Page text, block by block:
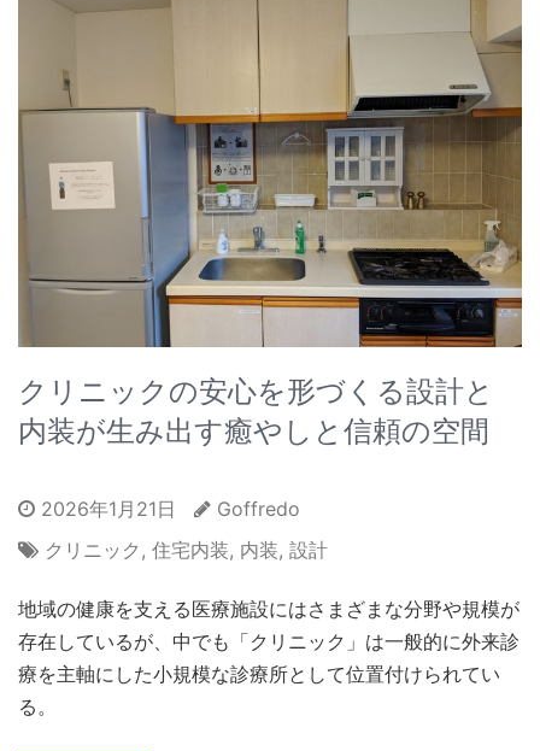
クリニックの安心を形づくる設計と
内装が生み出す癒やしと信頼の空間
2026年1月21日
Goffredo
クリニック , 住宅内装, 内装, 設計
地域の健康を支える医療施設にはさまざまな分野や規模が
存在しているが、中でも「クリニック」は一般的に外来診
療を主軸にした小規模な診療所として位置付けられてい
る。